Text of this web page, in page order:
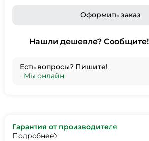
Оформить заказ
Нашли дешевле? Сообщите!
Есть вопросы? Пишите!
• Мы онлайн
Гарантия от производителя
Подробнее